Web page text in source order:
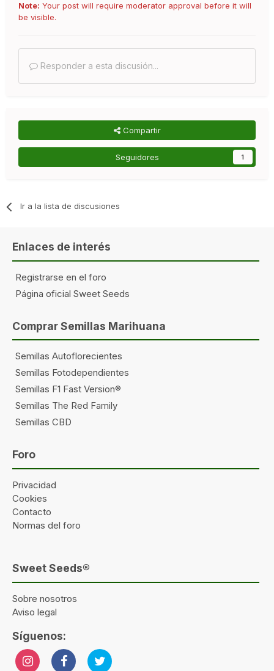
Note: Your post will require moderator approval before it will
be visible.
Responder a esta discusión...
Compartir
Seguidores 1
Ir a la lista de discusiones
Enlaces de interés
Registrarse en el foro
Página oficial Sweet Seeds
Comprar Semillas Marihuana
Semillas Autoflorecientes
Semillas Fotodependientes
Semillas F1 Fast Version®
Semillas The Red Family
Semillas CBD
Foro
Privacidad
Cookies
Contacto
Normas del foro
Sweet Seeds®
Sobre nosotros
Aviso legal
Síguenos: